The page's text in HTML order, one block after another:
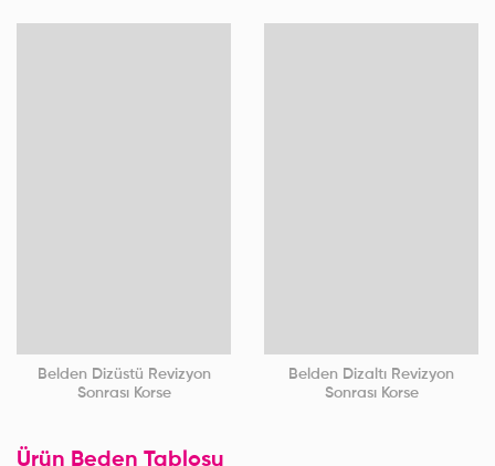
Belden Dizüstü Revizyon
Sonrası Korse
Belden Dizaltı Revizyon
Sonrası Korse
Ürün Beden Tablosu